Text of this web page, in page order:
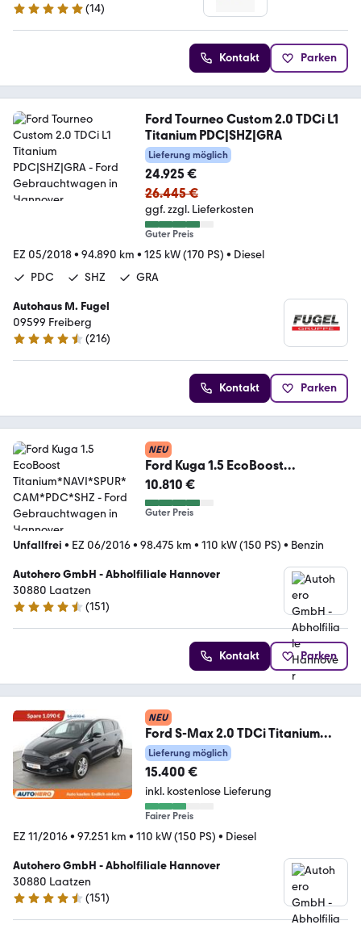
4.9 Sterne
(14)
Kontakt Parken
Ford Tourneo Custom 2.0 TDCi L1
Titanium PDC|SHZ|GRA
Lieferung möglich
24.925 €
26.445 €
ggf. zzgl. Lieferkosten
Guter Preis
EZ 05/2018• 94.890 km • 125 kW (170 PS) • Diesel
PDC
SHZ GRA
Autohaus M. Fugel
09599 Freiberg
4.4 Sterne
(216)
Kontakt Parken
NEU
Ford Kuga 1.5 EcoBoost
Titanium*NAVI*SPUR*CAM*PDC*
SHZ
10.810 €
Guter Preis
Unfallfrei • EZ 06/2016• 98.475 km • 110 kW (150 PS) • Benzin
Autohero GmbH - Abholfiliale Hannover
30880 Laatzen
4.7 Sterne
(151)
Kontakt Parken
NEU
Ford S-Max 2.0 TDCi Titanium
Aut.*NAVI*TEMPO*PDC*
Lieferung möglich
15.400 €
inkl. kostenlose Lieferung
Fairer Preis
EZ 11/2016• 97.251 km • 110 kW (150 PS) • Diesel
Autohero GmbH - Abholfiliale Hannover
30880 Laatzen
4.7 Sterne
(151)